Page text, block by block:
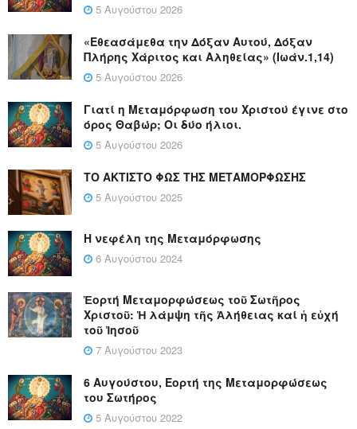
5 Αυγούστου 2026
«Εθεασάμεθα την Δόξαν Αυτού, Δόξαν
Πλήρης Χάριτος και Αληθείας» (Ιωάν.1,14)
5 Αυγούστου 2026
Γιατί η Μεταμόρφωση του Χριστού έγινε στο
όρος Θαβώρ; Οι δύο ήλιοι.
5 Αυγούστου 2026
ΤΟ ΑΚΤΙΣΤΟ ΦΩΣ ΤΗΣ ΜΕΤΑΜΟΡΦΩΣΗΣ
5 Αυγούστου 2025
Η νεφέλη της Μεταμόρφωσης
6 Αυγούστου 2024
Ἑορτή Μεταμορφώσεως τοῦ Σωτῆρος
Χριστοῦ: Ἡ λάμψη τῆς Ἀλήθειας καί ἡ εὐχή
τοῦ Ἰησοῦ
7 Αυγούστου 2023
6 Αυγούστου, Εορτή της Μεταμορφώσεως
του Σωτήρος
5 Αυγούστου 2022